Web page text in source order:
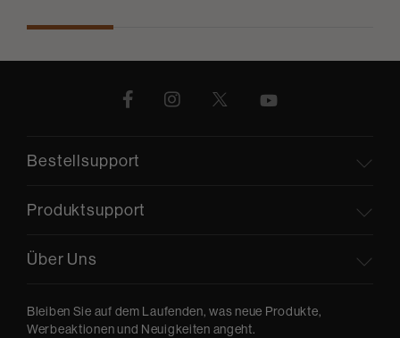
Bestellsupport
Produktsupport
Über Uns
Bleiben Sie auf dem Laufenden, was neue Produkte,
Werbeaktionen und Neuigkeiten angeht.